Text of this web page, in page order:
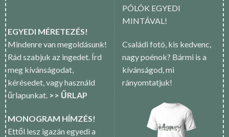
EGYEDI MÉRETEZÉS!
Mindenre van megoldásunk!
Rád szabjuk az ingedet. Írd
meg kívánságodat,
kérésedet, vagy használd
űrlapunkat. >> ŰRLAP
MONOGRAM HÍMZÉS!
Ettől lesz igazán egyedi a
PÓLÓK EGYEDI
MINTÁVAL!
Családi fotó, kis kedvenc,
nagy poénok? Bármi is a
kívánságod, mi
rányomtatjuk!